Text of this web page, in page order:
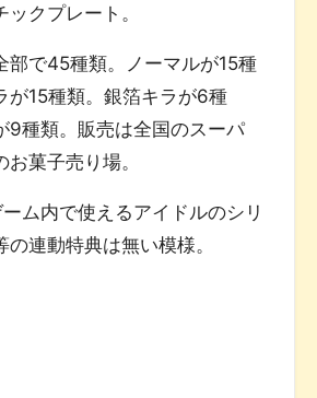
クプレート。
で45種類。ノーマルが15種
が15種類。銀箔キラが6種
9種類。販売は全国のスーパ
菓子売り場。
ム内で使えるアイドルのシリ
連動特典は無い模様。